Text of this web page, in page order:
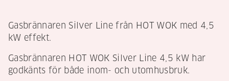
Gasbrännaren Silver Line från HOT WOK med 4,5
kW effekt.
Gasbrännaren HOT WOK Silver Line 4,5 kW har
godkänts för både inom- och utomhusbruk.